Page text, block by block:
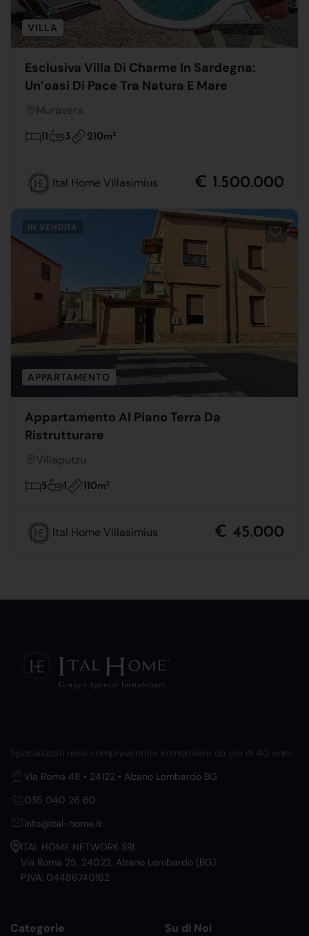
VILLA
Esclusiva Villa Di Charme In Sardegna:
Un’oasi Di Pace Tra Natura E Mare
Muravera
11 3 210m2
Ital Home Villasimius € 1.500.000
IN VENDITA
APPARTAMENTO
Appartamento Al Piano Terra Da
Ristrutturare
Villaputzu
5 1 110m2
Ital Home Villasimius € 45.000
Specializzati nella compravendita immobiliare da più di 40 anni.
Via Roma 48 • 24122 • Alzano Lombardo BG
035 040 26 60
info@ital-home.it
ITAL HOME NETWORK SRL
Via Roma 25, 24022, Alzano Lombardo (BG)
P.IVA: 04486740162
Categorie Su di Noi